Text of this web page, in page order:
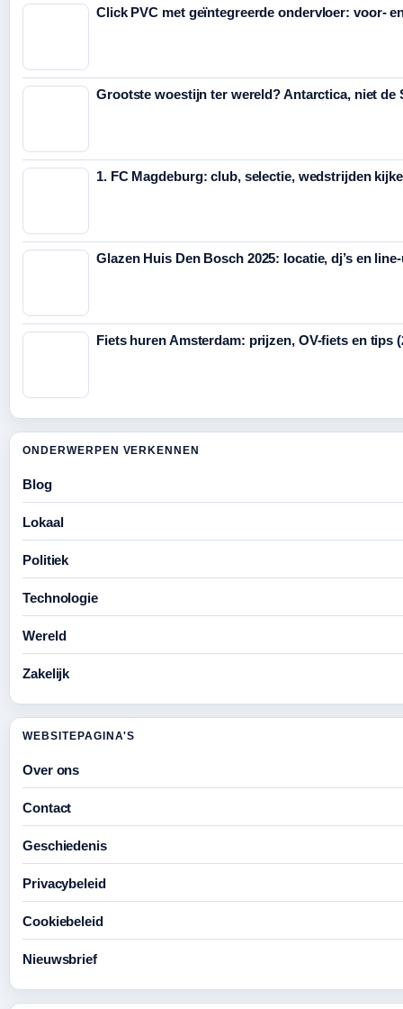
Click PVC met geïntegreerde ondervloer: voor-
Grootste woestijn ter wereld? Antarctica, niet de
1. FC Magdeburg: club, selectie, wedstrijden
Glazen Huis Den Bosch 2025: locatie, dj’s en
Fiets huren Amsterdam: prijzen, OV-fiets en tips
ONDERWERPEN VERKENNEN
Blog
Lokaal
Politiek
Technologie
Wereld
Zakelijk
WEBSITEPAGINA'S
Over ons
Contact
Geschiedenis
Privacybeleid
Cookiebeleid
Nieuwsbrief